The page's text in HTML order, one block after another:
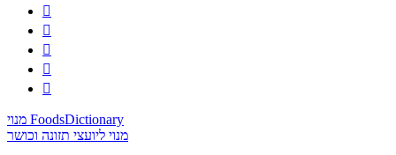





מנוי FoodsDictionary
מנוי ליועצי תזונה וכושר